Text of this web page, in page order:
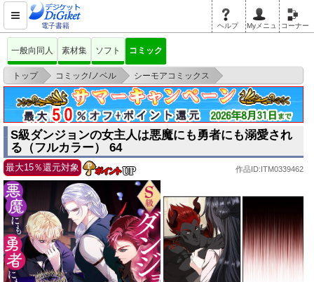
電子書籍 ヘルプ Myメニュ コーナー
一般向同人 素材集 ソフト コミック
トップ > コミック/ノベル > シーモアコミックス
>
S級ダンジョンの女主人は悪魔にも勇者にも溺愛される（フルカラー） 64
S級ダンジョンの女主人は悪魔にも勇者にも溺愛され
る（フルカラー） 64
最大15％還元対象 作品ID:ITM0339462